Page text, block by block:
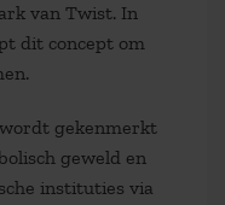
van Twist. In
dit concept om
gekenmerkt
geweld en
instituties via